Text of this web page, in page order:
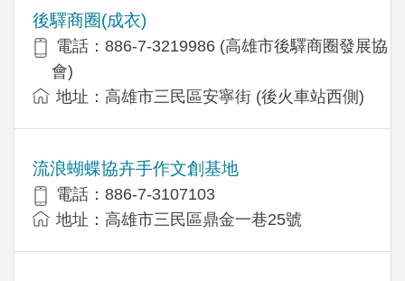
後驛商圈(成衣)
電話：886-7-3219986 (高雄市後驛商圈發展協
會)
地址：高雄市三民區安寧街 (後火車站西側)
流浪蝴蝶協卉手作文創基地
電話：886-7-3107103
地址：高雄市三民區鼎金一巷25號